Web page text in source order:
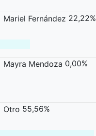
Mariel Fernández 22,22%
Mayra Mendoza 0,00%
Otro 55,56%